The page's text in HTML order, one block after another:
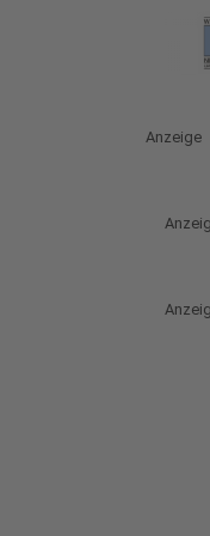
Anzeige